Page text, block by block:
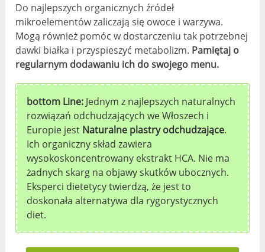
Do najlepszych organicznych źródeł
mikroelementów zaliczają się owoce i warzywa.
Mogą również pomóc w dostarczeniu tak potrzebnej
dawki białka i przyspieszyć metabolizm. Pamiętaj o
regularnym dodawaniu ich do swojego menu.
bottom Line: Jednym z najlepszych naturalnych
rozwiązań odchudzających we Włoszech i
Europie jest Naturalne plastry odchudzające.
Ich organiczny skład zawiera
wysokoskoncentrowany ekstrakt HCA. Nie ma
żadnych skarg na objawy skutków ubocznych.
Eksperci dietetycy twierdzą, że jest to
doskonała alternatywa dla rygorystycznych
diet.